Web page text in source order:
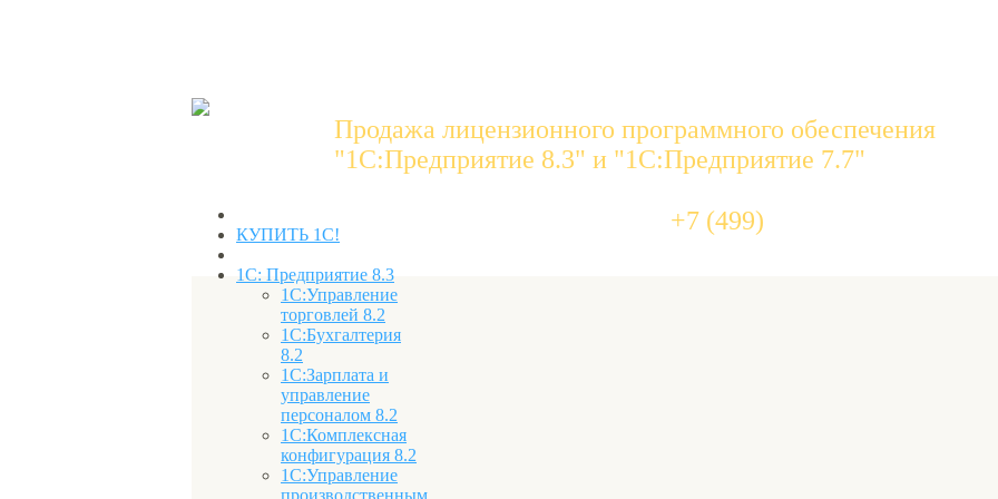
Продажа лицензионного программного обеспечения
"1C:Предприятие 8.3" и "1С:Предприятие 7.7"
+7 (499)
КУПИТЬ 1С!
1С: Предприятие 8.3
1С:Управление
торговлей 8.2
1С:Бухгалтерия
8.2
1С:Зарплата и
управление
персоналом 8.2
1С:Комплексная
конфигурация 8.2
1С:Управление
производственным